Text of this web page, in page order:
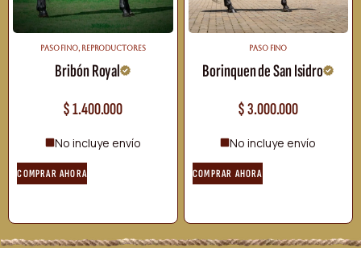
PASO FINO, REPRODUCTORES
Bribón Royal
$1.400.000
No incluye envío
COMPRAR AHORA
PASO FINO
Borinquen de San Isidro
$3.000.000
No incluye envío
COMPRAR AHORA